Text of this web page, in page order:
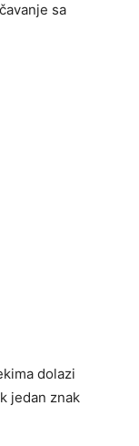
sa
dolazi
jedan znak